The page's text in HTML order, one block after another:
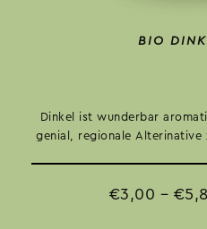
BIO
Dinkel ist wunderbar
genial, regionale Alterinative
vom ganzen Korn
€3,00 – €